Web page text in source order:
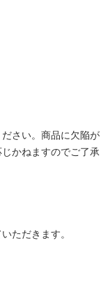
さい。商品に欠陥が
かねますのでご了承
ただきます。